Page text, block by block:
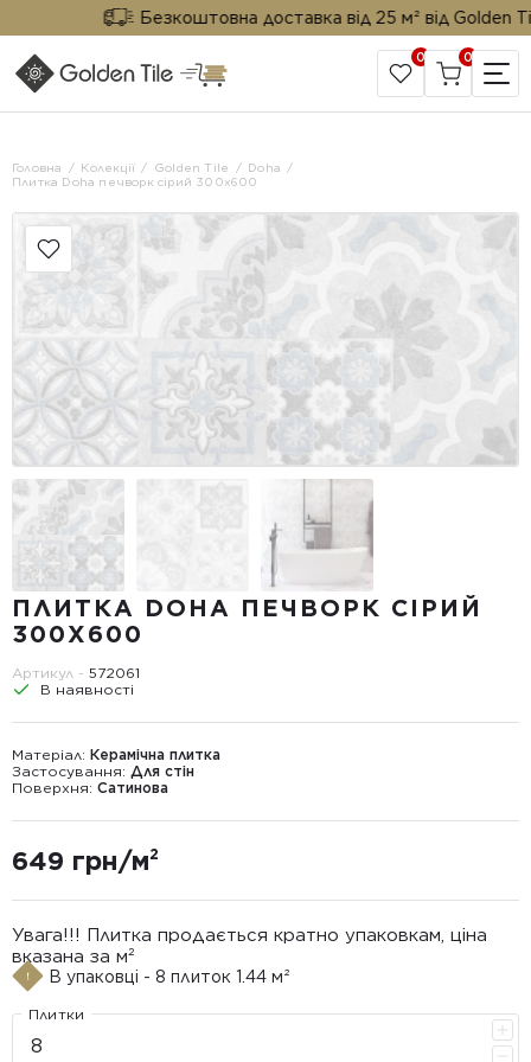
Безкоштовна доставка від 25 м² від Golden Tile
САЙТ КОМПАНІЇ
0 0
Головна Колекції Golden Tile
Doha
Плитка Doha печворк сірий 300х600
ПЛИТКА DOHA ПЕЧВОРК СІРИЙ
300Х600
Артикул - 572061
В наявності
Матеріал: Керамічна плитка
Застосування: Для стін
Поверхня: Сатинова
649 грн/м²
Увага!!! Плитка продається кратно упаковкам, ціна
вказана за м²
В упаковці - 8 плиток 1.44 м²
Плитки